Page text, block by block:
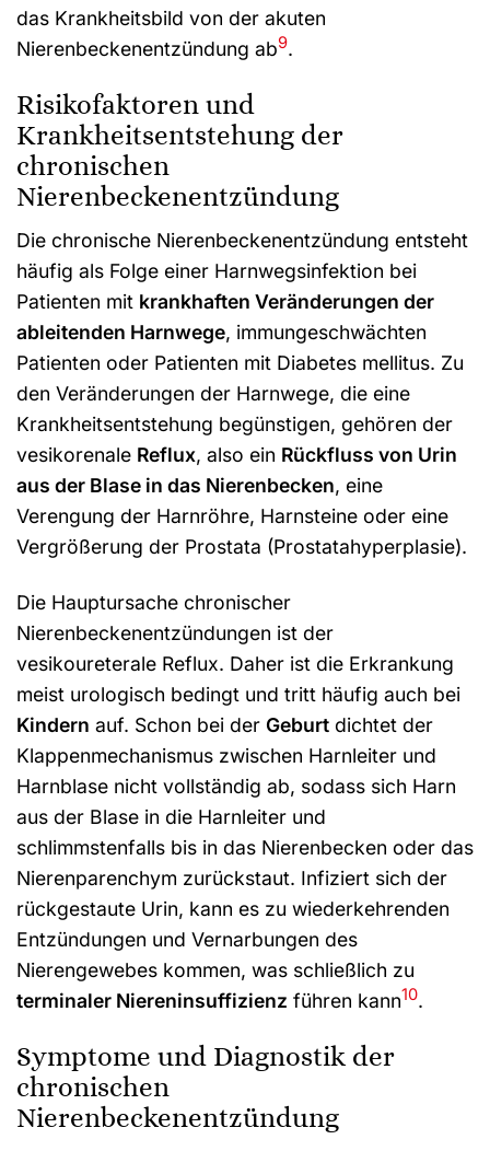
das Krankheitsbild von der akuten
Nierenbeckenentzündung ab9.
Risikofaktoren und
Krankheitsentstehung der
chronischen
Nierenbeckenentzündung
Die chronische Nierenbeckenentzündung entsteht
häufig als Folge einer Harnwegsinfektion bei
Patienten mit krankhaften Veränderungen der
ableitenden Harnwege, immungeschwächten
Patienten oder Patienten mit Diabetes mellitus. Zu
den Veränderungen der Harnwege, die eine
Krankheitsentstehung begünstigen, gehören der
vesikorenale Reflux, also ein Rückfluss von Urin
aus der Blase in das Nierenbecken, eine
Verengung der Harnröhre, Harnsteine oder eine
Vergrößerung der Prostata (Prostatahyperplasie).
Die Hauptursache chronischer
Nierenbeckenentzündungen ist der
vesikoureterale Reflux. Daher ist die Erkrankung
meist urologisch bedingt und tritt häufig auch bei
Kindern auf. Schon bei der Geburt dichtet der
Klappenmechanismus zwischen Harnleiter und
Harnblase nicht vollständig ab, sodass sich Harn
aus der Blase in die Harnleiter und
schlimmstenfalls bis in das Nierenbecken oder das
Nierenparenchym zurückstaut. Infiziert sich der
rückgestaute Urin, kann es zu wiederkehrenden
Entzündungen und Vernarbungen des
Nierengewebes kommen, was schließlich zu
terminaler Niereninsuffizienz führen kann10.
Symptome und Diagnostik der
chronischen
Nierenbeckenentzündung